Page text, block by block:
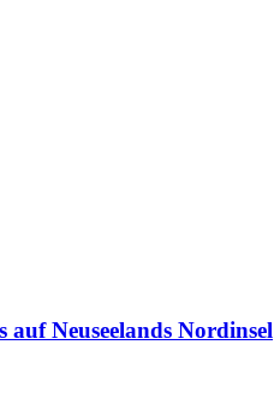
Neuseelands Nordinsel